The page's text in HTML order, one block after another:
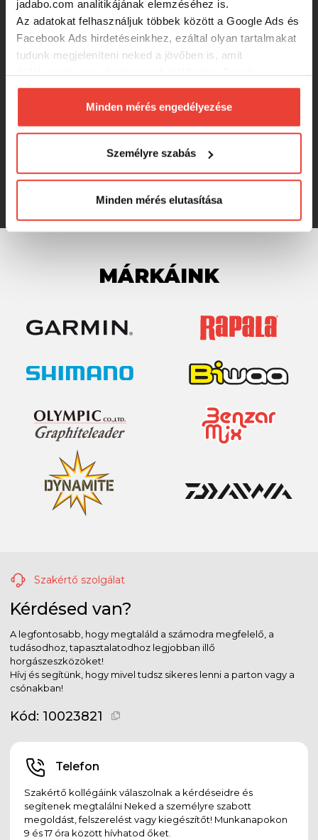
jadabo.com analitikájának elemzéséhez is.
Az adatokat felhasználjuk többek között a Google Ads és
Facebook Ads hirdetéseinkhez, ezáltal olyan tartalmakat
tudunk megjeleníteni neked a jövőben is, amit
biztosításához arra kérünk, hogy engedd meg
számunkra minden mérés használatát.
Természetesensoha semmilyen formában nem fogunk
megváltoztathatod a döntésed ezzel kapcsolatban.
Előre is köszönjük!
Minden mérés engedélyezése
Személyre szabás
Minden mérés elutasítása
LineaEffe Vigor Prime 50 elsőfékes
orsó
Kamasaki Uni 3000
2 990 Ft
MÁRKÁINK
Szakértő szolgálat
Kérdésed van?
A legfontosabb, hogy megtaláld a számodra megfelelő, a
tudásodhoz, tapasztalatodhoz legjobban illő
horgászeszközöket!
Hívj és segítünk, hogy mivel tudsz sikeres lenni a parton vagy a
csónakban!
Kód: 10023821
Telefon
Szakértő kollégáink válaszolnak a kérdéseidre és
segítenek megtalálni Neked a személyre szabott
megoldást, felszerelést vagy kiegészítőt! Munkanapokon
9 és 17 óra között hívhatod őket.